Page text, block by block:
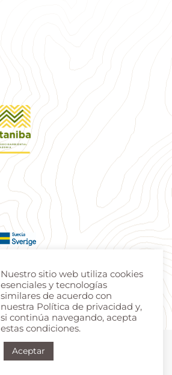
Nuestro sitio web utiliza cookies
esenciales y tecnologías
similares de acuerdo con
nuestra Política de privacidad y,
si continúa navegando, acepta
estas condiciones.
Aceptar